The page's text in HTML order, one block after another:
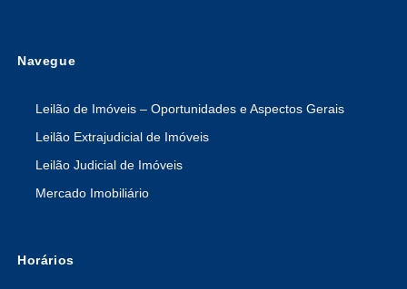
Navegue
Leilão de Imóveis – Oportunidades e Aspectos Gerais
Leilão Extrajudicial de Imóveis
Leilão Judicial de Imóveis
Mercado Imobiliário
Horários